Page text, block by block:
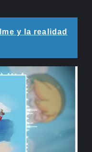
y la realidad